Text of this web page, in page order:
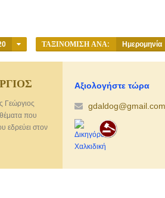
ΤΑΞΙΝΌΜΙΣΗ ΑΝΆ: Ημερομηνία
θέματα που
εδρεύει στον
του
Αξιολογήστε τώρα
gdaldog@gmail.com